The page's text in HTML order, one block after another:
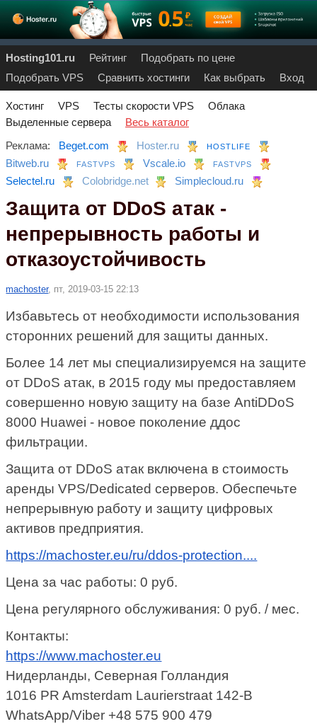
Hosting101.ru Рейтинг
Подобрать по цене
Подобрать VPS
Сравнить хостинги Как выбрать Вход
Хостинг VPS Тесты скорости VPS
Облака
Выделенные сервера
Весь каталог
Реклама:
Beget.com Hoster.ru HOSTLIFE
Bitweb.ru FASTVPS Vscale.io FASTVPS
Selectel.ru Colobridge.net Simplecloud.ru
Защита от DDoS атак -
непрерывность работы и
отказоустойчивость
machoster, пт, 2019-03-15 22:13
Избавьтесь от необходимости использования
сторонних решений для защиты данных.
Более 14 лет мы специализируемся на защите
от DDoS атак, в 2015 году мы предоставляем
совершенно новую защиту на базе AntiDDoS
8000 Huawei - новое поколение ддос
фильтрации.
Защита от DDoS атак включена в стоимость
аренды VPS/Dedicated серверов. Обеспечьте
непрерывную работу и защиту цифровых
активов предприятия.
https://machoster.eu/ru/ddos-protection....
Цена за час работы:0 руб.
Цена регулярного обслуживания:0 руб. / мес.
Контакты:
https://www.machoster.eu
Нидерланды, Северная Голландия
1016 PR Amsterdam Laurierstraat 142-B
WhatsApp/Viber +48 575 900 479